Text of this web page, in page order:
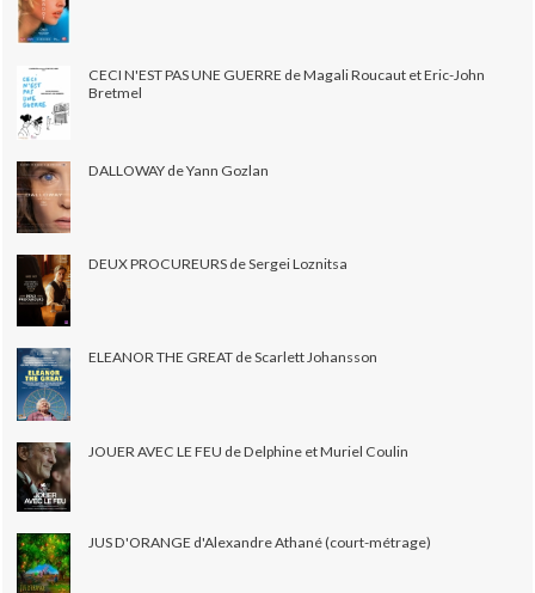
CECI N'EST PAS UNE GUERRE de Magali Roucaut et Eric-John
Bretmel
DALLOWAY de Yann Gozlan
DEUX PROCUREURS de Sergei Loznitsa
ELEANOR THE GREAT de Scarlett Johansson
JOUER AVEC LE FEU de Delphine et Muriel Coulin
JUS D'ORANGE d'Alexandre Athané (court-métrage)